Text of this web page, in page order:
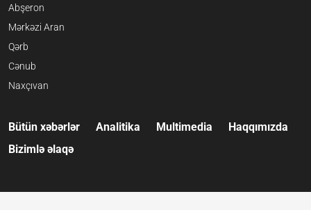
Abşeron
Mərkəzi Aran
Qərb
Cənub
Naxçıvan
Bütün xəbərlər Analitika Multimedia
Haqqımızda
Bizimlə əlaqə